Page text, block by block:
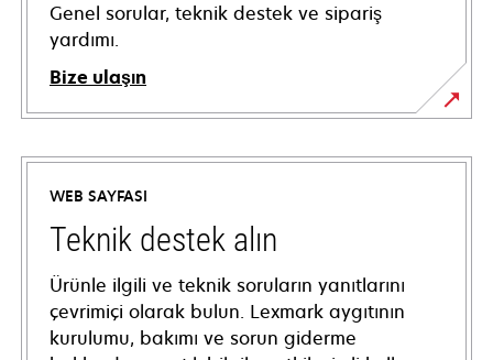
Genel sorular, teknik destek ve sipariş
yardımı.
Bize ulaşın
WEB SAYFASI
Teknik destek alın
Ürünle ilgili ve teknik soruların yanıtlarını
çevrimiçi olarak bulun. Lexmark aygıtının
kurulumu, bakımı ve sorun giderme